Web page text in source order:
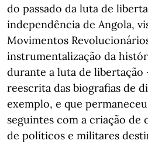
do passado da luta de
independência de Angola,
Movimentos
instrumentalização da
durante a luta de libertação
reescrita das biografias de
exemplo, e que
seguintes com a criação de
de políticos e militares